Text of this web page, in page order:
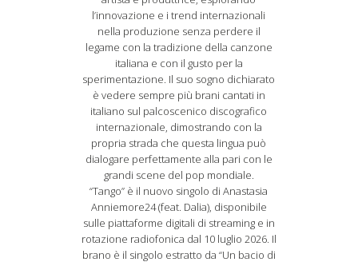
l’innovazione e i trend internazionali
nella produzione senza perdere il
legame con la tradizione della canzone
italiana e con il gusto per la
sperimentazione. Il suo sogno dichiarato
è vedere sempre più brani cantati in
italiano sul palcoscenico discografico
internazionale, dimostrando con la
propria strada che questa lingua può
dialogare perfettamente alla pari con le
grandi scene del pop mondiale.
“Tango” è il nuovo singolo di Anastasia
Anniemore24 (feat. Dalia), disponibile
sulle piattaforme digitali di streaming e in
rotazione radiofonica dal 10 luglio 2026. Il
brano è il singolo estratto da “Un bacio di